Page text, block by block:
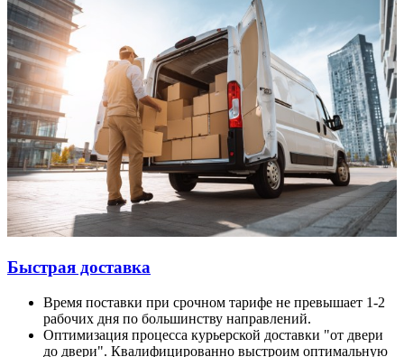
Быстрая доставка
Время поставки при срочном тарифе не превышает 1-2
рабочих дня по большинству направлений.
Оптимизация процесса курьерской доставки "от двери
до двери". Квалифицированно выстроим оптимальную